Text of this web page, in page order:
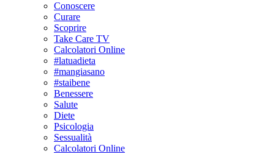
Conoscere
Curare
Scoprire
Take Care TV
Calcolatori Online
#latuadieta
#mangiasano
#staibene
Benessere
Salute
Diete
Psicologia
Sessualità
Calcolatori Online